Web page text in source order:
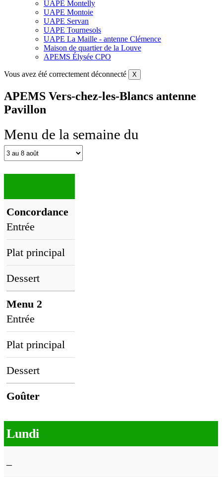
UAPE Montelly
UAPE Montoie
UAPE Servan
UAPE Tournesols
UAPE La Maille - antenne Clémence
Maison de quartier de la Louve
APEMS Élysée CPO
Vous avez été correctement déconnecté X
APEMS Vers-chez-les-Blancs antenne
Pavillon
Menu de la semaine du
Concordance
Entrée
Plat principal
Dessert
Menu 2
Entrée
Plat principal
Dessert
Goûter
Lundi
–